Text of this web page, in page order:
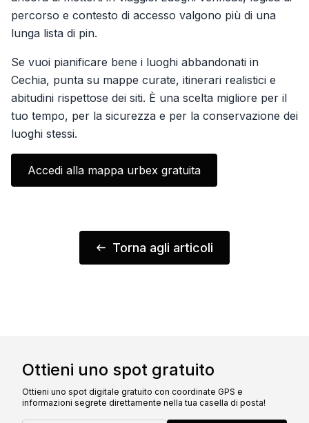
percorso e contesto di accesso valgono più di una
lunga lista di pin.
Se vuoi pianificare bene i luoghi abbandonati in
Cechia, punta su mappe curate, itinerari realistici e
abitudini rispettose dei siti. È una scelta migliore per il
tuo tempo, per la sicurezza e per la conservazione dei
luoghi stessi.
Accedi alla mappa urbex gratuita
Torna agli articoli
Ottieni uno spot gratuito
Ottieni uno spot digitale gratuito con coordinate GPS e
informazioni segrete direttamente nella tua casella di posta!